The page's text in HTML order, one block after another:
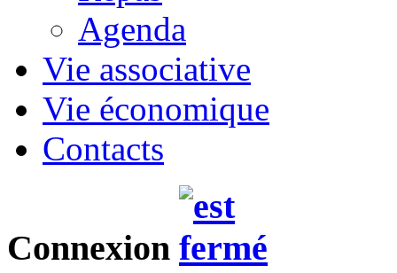
Agenda
Vie associative
Vie économique
Contacts
Connexion